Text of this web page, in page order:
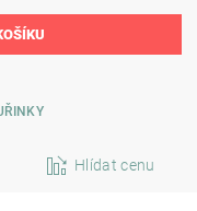
Hlídat cenu